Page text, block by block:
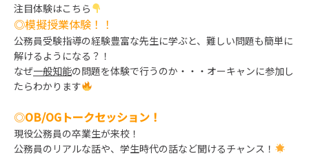
注目体験はこちら
◎模擬授業体験！！
公務員受験指導の経験豊富な先生に学ぶと、難しい問題も簡単に
解けるようになる？！
なぜ一般知能の問題を体験で行うのか・・・オーキャンに参加し
たらわかります
◎OB/OGトークセッション！
現役公務員の卒業生が来校！
公務員のリアルな話や、学生時代の話など聞けるチャンス！